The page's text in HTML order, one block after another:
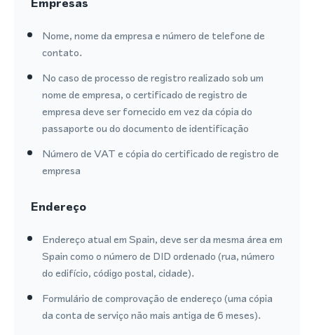
Nome, nome da empresa e número de telefone de
contato.
No caso de processo de registro realizado sob um
nome de empresa, o certificado de registro de
empresa deve ser fornecido em vez da cópia do
passaporte ou do documento de identificação
Número de VAT e cópia do certificado de registro de
empresa
Endereço
Endereço atual em Spain, deve ser da mesma área em
Spain como o número de DID ordenado (rua, número
do edifício, código postal, cidade).
Formulário de comprovação de endereço (uma cópia
da conta de serviço não mais antiga de 6 meses).